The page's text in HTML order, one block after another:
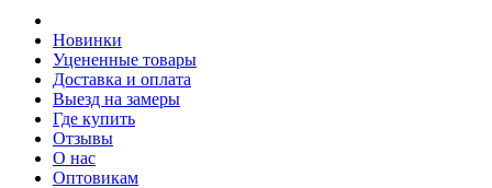
Новинки
Уцененные товары
Доставка и оплата
Выезд на замеры
Где купить
Отзывы
О нас
Оптовикам